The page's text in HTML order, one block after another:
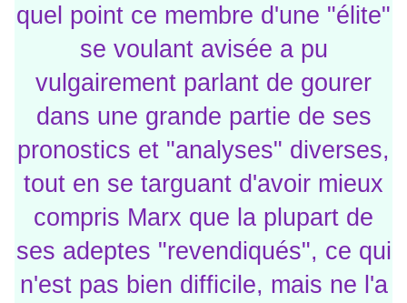
quel point ce membre d'une "élite"
se voulant avisée a pu
vulgairement parlant de gourer
dans une grande partie de ses
pronostics et "analyses" diverses,
tout en se targuant d'avoir mieux
compris Marx que la plupart de
ses adeptes "revendiqués", ce qui
n'est pas bien difficile, mais ne l'a